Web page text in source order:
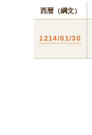
西暦（綱文）
1214/01/30